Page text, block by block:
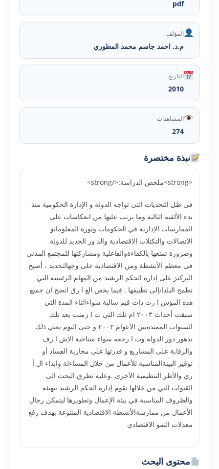
pdf
المؤلف
م.د. احمد جاسم محمد المطوري
التاريخ
2010
المشاهدات
274
نبذة مختصرة
<strong>ملخص الدراسة:</strong>
في ظل التحديات التي تواجه الدولة و الإدارة الحكومية منذ
بدء الألفية الثالثة وما ترتب عليها من انعكاسات على
الممارسات الإدارية في الحكومات وثورة المعلوماتو
الاتصالات والتكتلات الاقتصادية والد ور الجديد للدولة
وضرورة تمتعها بالكفاءةوالفاعلية ومشاركتها للمجتمع المدني
في معظم الأنشطة ومن الاقتصادية على وجهالتحديد ، أصبح
التركيز على إدارة الحكم الرشيد من المهام الرئيسة التي
تطمح البلدانإلى تطبيقها . فيما يخص الع ا رق اتضح ان جميع
هذه المؤش ا رت ذات قيم سالبة سواءاثناء المدة التي
سبقت أحداث ٢٠٠٣ ام تلك التي ت ا زمنت بعد تلك
السنوات الممتدةبين الأعوام ٢٠٠٣ و حتى اليوم يعني ذلك
تدهور دور الدولة وت ا رجعه سواء منناحية الإش ا رف
والرقابة على المشاريع و قدرتها على محاربة الفساد أو
توفير البيئةالمناسبة للأعمال من خلال المساءلة وٕابداء ال أ
ري والأطر التنظيمية الأخرى .وعليه تطرق البحث الى
القنوات التي من خلالها تقوم إدارة الحكم الرشيد بتهيئة
والظروف المناسبة في بيئة الإعمال وتطويرها ليتمكن رجال
الأعمال من ممارسةالأنشطة الاقتصادية المتنوعة بهدف رفع
معدلات النمو الاقتصادي
محتوى البحث